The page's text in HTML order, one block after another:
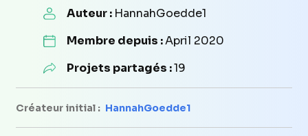
Auteur : HannahGoedde1
Membre depuis :April 2020
Projets partagés :19
Créateur initial : HannahGoedde1